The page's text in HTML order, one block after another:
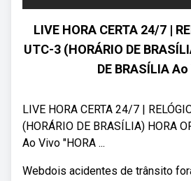
LIVE HORA CERTA 24/7 |
UTC-3 (HORÁRIO DE
DE BRASÍLIA
LIVE HORA CERTA 24/7 |
(HORÁRIO DE BRASÍLIA) HORA
Ao Vivo "HORA ...
Webdois acidentes de trânsito